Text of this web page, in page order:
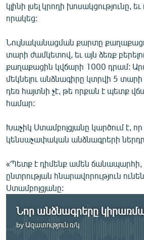
կլինի լսել կրողի խոսակցությունը,
որակեց:
Նույնականացման քարտը
տարի ժամկետով, եւ այն ձեռք
քաղաքացին կվճարի 1000 դրամ:
մեկնելու անձնագիրը կտրվի 5
դեռ հայտնի չէ, թե որքան է պետք
համար:
Խաչիկ Ստամբոլցյանը կարծում է,
կենսաչափական անձնագրերի
«Պետք է դիմենք ամեն
ընտրության հնարավորություն
Ստամբոլցյանը:
by Ազատություն ռ/կ
No media source